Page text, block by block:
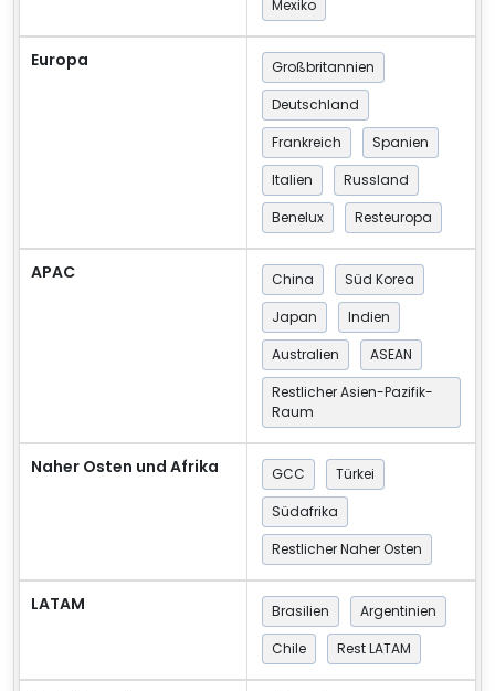
Mexiko
Europa
Großbritannien
Deutschland
Frankreich
Spanien
Italien
Russland
Benelux
Resteuropa
APAC China
Süd Korea
Japan
Indien
Australien
ASEAN
Restlicher Asien-Pazifik-
Raum
Naher Osten und Afrika GCC
Türkei
Südafrika
Restlicher Naher Osten
LATAM Brasilien
Argentinien
Chile
Rest LATAM